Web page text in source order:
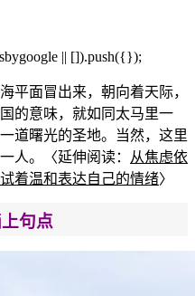
sbygoogle || []).push({});
平面冒出来，朝向着天际，
的意味，就如同太马里一
道曙光的圣地。当然，这里
人。〈延伸阅读：
从焦虑依
着温和表达自己的情绪〉
句点